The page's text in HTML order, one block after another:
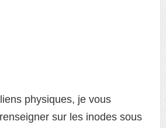
physiques, je vous
sur les inodes sous